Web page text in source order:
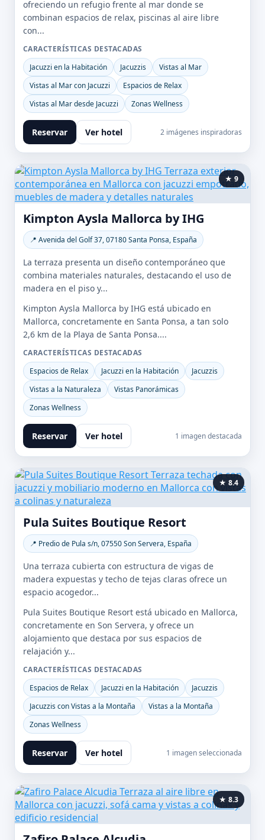
ofreciendo un refugio frente al mar donde se
combinan espacios de relax, piscinas al aire libre
con...
CARACTERÍSTICAS DESTACADAS
Jacuzzi en la Habitación
Jacuzzis
Vistas al Mar
Vistas al Mar con Jacuzzi
Espacios de Relax
Vistas al Mar desde Jacuzzi
Zonas Wellness
Reservar Ver hotel 2 imágenes inspiradoras
★ 9
Kimpton Aysla Mallorca by IHG
📍 Avenida del Golf 37, 07180 Santa Ponsa, España
La terraza presenta un diseño contemporáneo que
combina materiales naturales, destacando el uso de
madera en el piso y...
Kimpton Aysla Mallorca by IHG está ubicado en
Mallorca, concretamente en Santa Ponsa, a tan solo
2,6 km de la Playa de Santa Ponsa....
CARACTERÍSTICAS DESTACADAS
Espacios de Relax
Jacuzzi en la Habitación
Jacuzzis
Vistas a la Naturaleza
Vistas Panorámicas
Zonas Wellness
Reservar Ver hotel 1 imagen destacada
★ 8.4
Pula Suites Boutique Resort
📍 Predio de Pula s/n, 07550 Son Servera, España
Una terraza cubierta con estructura de vigas de
madera expuestas y techo de tejas claras ofrece un
espacio acogedor...
Pula Suites Boutique Resort está ubicado en Mallorca,
concretamente en Son Servera, y ofrece un
alojamiento que destaca por sus espacios de
relajación y...
CARACTERÍSTICAS DESTACADAS
Espacios de Relax
Jacuzzi en la Habitación
Jacuzzis
Jacuzzis con Vistas a la Montaña
Vistas a la Montaña
Zonas Wellness
Reservar Ver hotel 1 imagen seleccionada
★ 8.3